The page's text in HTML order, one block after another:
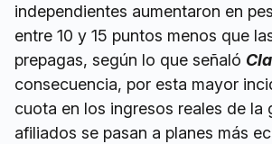
independientes aumentaron en
entre 10 y 15 puntos menos que
prepagas, según lo que señaló
consecuencia, por esta mayor
cuota en los ingresos reales de la
afiliados se pasan a planes más